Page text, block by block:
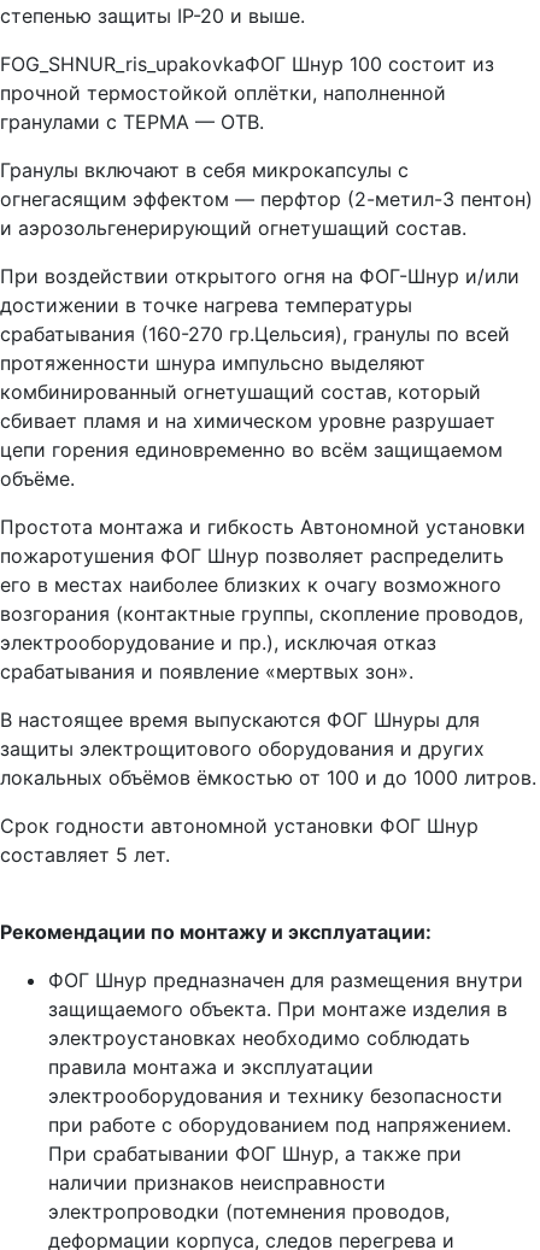
степенью защиты IP-20 и выше.
FOG_SHNUR_ris_upakovkaФОГ Шнур 100 состоит из
прочной термостойкой оплётки, наполненной
гранулами с ТЕРМА — ОТВ.
Гранулы включают в себя микрокапсулы с
огнегасящим эффектом — перфтор (2-метил-3 пентон)
и аэрозольгенерирующий огнетушащий состав.
При воздействии открытого огня на ФОГ-Шнур и/или
достижении в точке нагрева температуры
срабатывания (160-270 гр.Цельсия), гранулы по всей
протяженности шнура импульсно выделяют
комбинированный огнетушащий состав, который
сбивает пламя и на химическом уровне разрушает
цепи горения единовременно во всём защищаемом
объёме.
Простота монтажа и гибкость Автономной установки
пожаротушения ФОГ Шнур позволяет распределить
его в местах наиболее близких к очагу возможного
возгорания (контактные группы, скопление проводов,
электрооборудование и пр.), исключая отказ
срабатывания и появление «мертвых зон».
В настоящее время выпускаются ФОГ Шнуры для
защиты электрощитового оборудования и других
локальных объёмов ёмкостью от 100 и до 1000 литров.
Срок годности автономной установки ФОГ Шнур
составляет 5 лет.
Рекомендации по монтажу и эксплуатации:
ФОГ Шнур предназначен для размещения внутри
защищаемого объекта. При монтаже изделия в
электроустановках необходимо соблюдать
правила монтажа и эксплуатации
электрооборудования и технику безопасности
при работе с оборудованием под напряжением.
При срабатывании ФОГ Шнур, а также при
наличии признаков неисправности
электропроводки (потемнения проводов,
деформации корпуса, следов перегрева и